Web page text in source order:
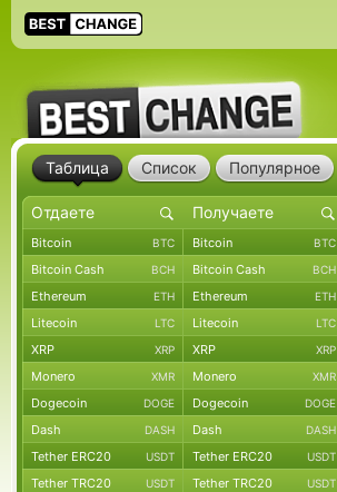
Таблица Список Популярное
Bitcoin BTC Bitcoin BTC
Bitcoin Cash BCH Bitcoin Cash BCH
Ethereum ETH Ethereum ETH
Litecoin LTC Litecoin LTC
XRP XRP XRP XRP
Monero XMR Monero XMR
Dogecoin DOGE Dogecoin DOGE
Dash DASH Dash DASH
Tether ERC20 USDT Tether ERC20 USDT
Tether TRC20 USDT Tether TRC20 USDT